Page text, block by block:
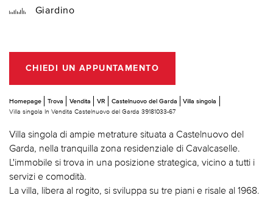
Giardino
CHIEDI UN APPUNTAMENTO
Homepage Trova Vendita VR Castelnuovo del Garda
Villa singola
Villa singola In Vendita Castelnuovo del Garda 39181033-67
Villa singola di ampie metrature situata a Castelnuovo del
Garda, nella tranquilla zona residenziale di Cavalcaselle.
L'immobile si trova in una posizione strategica, vicino a tutti i
servizi e comodità.
La villa, libera al rogito, si sviluppa su tre piani e risale al 1968.